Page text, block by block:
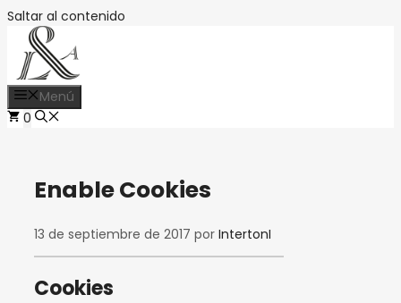
Saltar al contenido
Menú
0
Enable Cookies
13 de septiembre de 2017 por IntertonI
Cookies